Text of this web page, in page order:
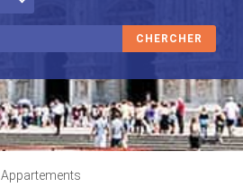
Appartements